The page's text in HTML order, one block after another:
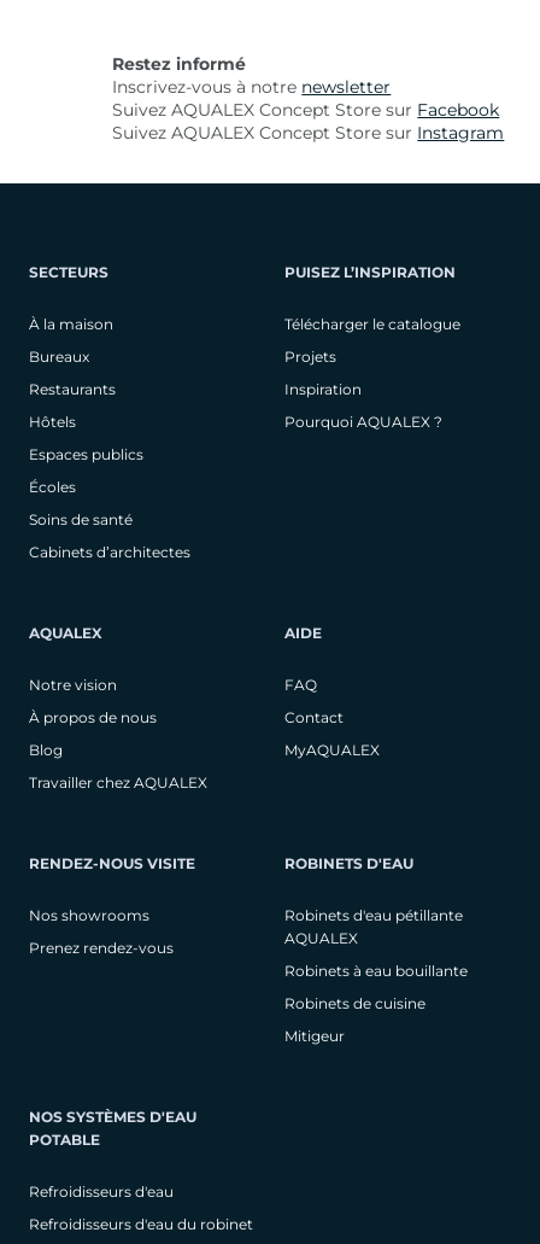
Restez informé
Inscrivez-vous à notre newsletter
Suivez AQUALEX Concept Store sur Facebook
Suivez AQUALEX Concept Store sur Instagram
SECTEURS
À la maison
Bureaux
Restaurants
Hôtels
Espaces publics
Écoles
Soins de santé
Cabinets d’architectes
PUISEZ L’INSPIRATION
Télécharger le catalogue
Projets
Inspiration
Pourquoi AQUALEX ?
AQUALEX
Notre vision
À propos de nous
Blog
Travailler chez AQUALEX
AIDE
FAQ
Contact
MyAQUALEX
RENDEZ-NOUS VISITE
Nos showrooms
Prenez rendez-vous
ROBINETS D'EAU
Robinets d'eau pétillante
AQUALEX
Robinets à eau bouillante
Robinets de cuisine
Mitigeur
NOS SYSTÈMES D'EAU
POTABLE
Refroidisseurs d'eau
Refroidisseurs d'eau du robinet